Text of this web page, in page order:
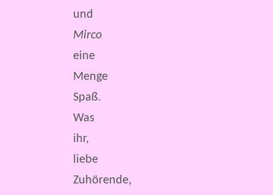
und
Mirco
eine
Menge
Spaß.
Was
ihr,
liebe
Zuhörende,